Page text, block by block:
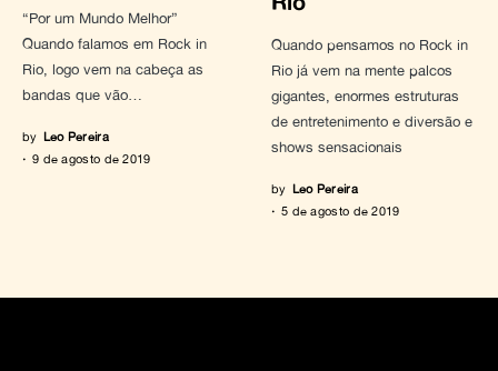
“Por um Mundo Melhor”
Quando falamos em Rock in
Rio, logo vem na cabeça as
bandas que vão…
by Leo Pereira
9 de agosto de 2019
Quando pensamos no Rock in
Rio já vem na mente palcos
gigantes, enormes estruturas
de entretenimento e diversão e
shows sensacionais
by Leo Pereira
5 de agosto de 2019